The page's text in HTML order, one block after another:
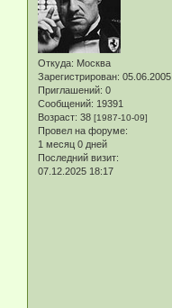
Откуда: Москва
Зарегистрирован: 05.06.2005
Приглашений: 0
Сообщений: 19391
Возраст: 38 [1987-10-09]
Провел на форуме:
1 месяц 0 дней
Последний визит:
07.12.2025 18:17